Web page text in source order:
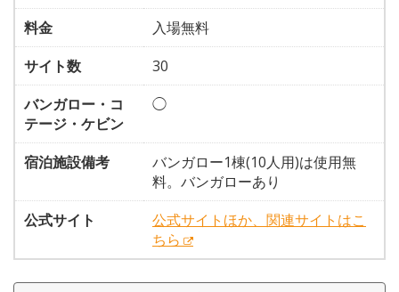
料金
入場無料
サイト数
30
バンガロー・コ
テージ・ケビン
◯
宿泊施設備考
バンガロー1棟(10人用)は使用無
料。バンガローあり
公式サイト
公式サイトほか、関連サイトはこ
ちら